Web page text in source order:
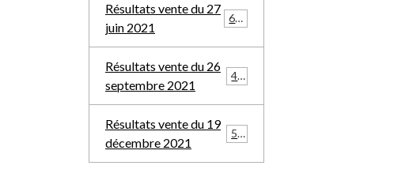
Résultats vente du 27
juin 2021
685
Résultats vente du 26
septembre 2021
481
Résultats vente du 19
décembre 2021
508